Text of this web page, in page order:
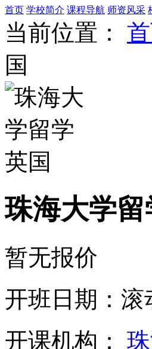
首页 学校简介 课程导航 师资风采
当前位置：
国
珠海大学留
暂无报价
开班日期：滚
开课机构：